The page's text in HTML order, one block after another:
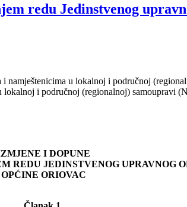
redu Jedinstvenog
namještenicima u lokalnoj i područnoj
i područnoj (regionalnoj) samoupravi
I DOPUNE
REDU JEDINSTVENOG UPRAVNOG
OPĆINE ORIOVAC